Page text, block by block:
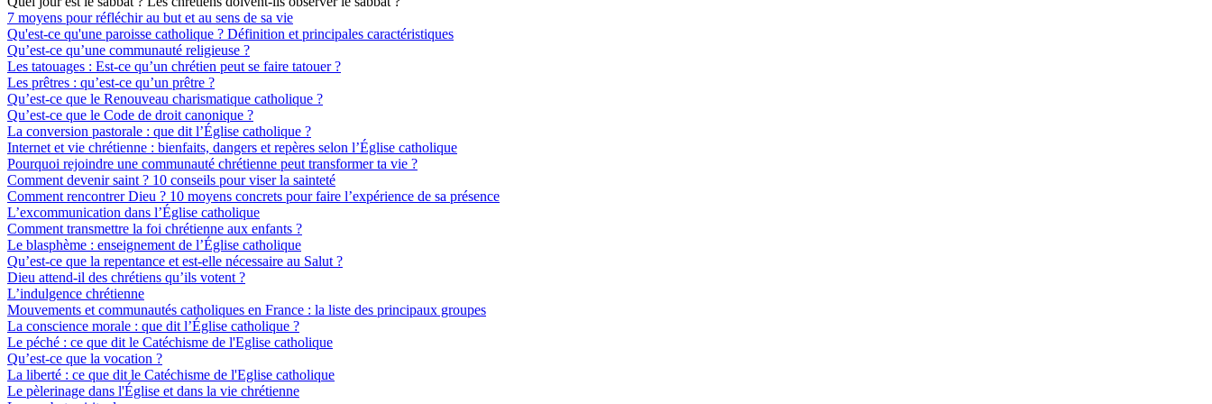
7 moyens pour réfléchir au but et au sens de sa vie
Qu'est-ce qu'une paroisse catholique ? Définition et principales caractéristiques
Qu’est-ce qu’une communauté religieuse ?
Les tatouages : Est-ce qu’un chrétien peut se faire tatouer ?
Les prêtres : qu’est-ce qu’un prêtre ?
Qu’est-ce que le Renouveau charismatique catholique ?
Qu’est-ce que le Code de droit canonique ?
La conversion pastorale : que dit l’Église catholique ?
Internet et vie chrétienne : bienfaits, dangers et repères selon l’Église catholique
Pourquoi rejoindre une communauté chrétienne peut transformer ta vie ?
Comment devenir saint ? 10 conseils pour viser la sainteté
Comment rencontrer Dieu ? 10 moyens concrets pour faire l’expérience de sa présence
L’excommunication dans l’Église catholique
Comment transmettre la foi chrétienne aux enfants ?
Le blasphème : enseignement de l’Église catholique
Qu’est-ce que la repentance et est-elle nécessaire au Salut ?
Dieu attend-il des chrétiens qu’ils votent ?
L’indulgence chrétienne
Mouvements et communautés catholiques en France : la liste des principaux groupes
La conscience morale : que dit l’Église catholique ?
Le péché : ce que dit le Catéchisme de l'Eglise catholique
Qu’est-ce que la vocation ?
La liberté : ce que dit le Catéchisme de l'Eglise catholique
Le pèlerinage dans l'Église et dans la vie chrétienne